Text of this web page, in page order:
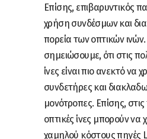
Επίσης, επιβαρυντικός
χρήση συνδέσμων και
πορεία των οπτικών
σημειώσουμε, ότι στις
ίνες είναι πιο ανεκτό να
συνδετήρες και
μονότροπες. Επίσης,
οπτικές ίνες μπορούν να
χαμηλού κόστους πηγές